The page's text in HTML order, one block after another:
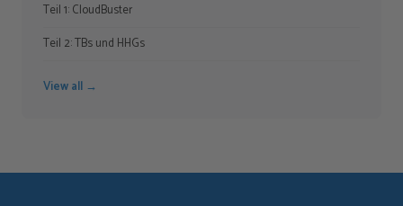
Teil 1: CloudBuster
Teil 2: TBs und HHGs
View all →